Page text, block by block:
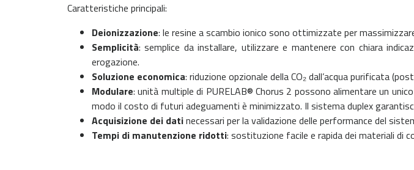
Caratteristiche principali:
Deionizzazione: le resine a scambio ionico sono ottimizzate per
Semplicità: semplice da installare, utilizzare e mantenere con chiara
erogazione.
Soluzione economica: riduzione opzionale della CO₂ dall’acqua purificata
Modulare: unità multiple di PURELAB® Chorus 2 possono alimentare un
modo il costo di futuri adeguamenti è minimizzato. Il sistema duplex
Acquisizione dei datinecessari per la validazione delle performance del
Tempi di manutenzione ridotti: sostituzione facile e rapida dei materiali di